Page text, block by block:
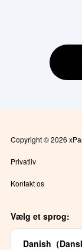
Copyright © 2026
Privatliv
Kontakt os
Vælg et sprog:
Danish（